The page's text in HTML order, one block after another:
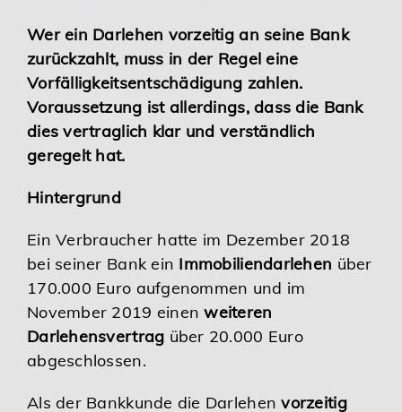
Wer ein Darlehen vorzeitig an seine Bank
zurückzahlt, muss in der Regel eine
Vorfälligkeitsentschädigung zahlen.
Voraussetzung ist allerdings, dass die Bank
dies vertraglich klar und verständlich
geregelt hat.
Hintergrund
Ein Verbraucher hatte im Dezember 2018
bei seiner Bank ein Immobiliendarlehen über
170.000 Euro aufgenommen und im
November 2019 einenweiteren
Darlehensvertrag über 20.000 Euro
abgeschlossen.
Als der Bankkunde die Darlehenvorzeitig